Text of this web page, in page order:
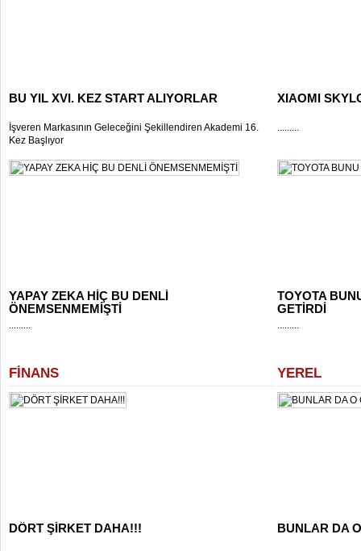
BU YIL XVI. KEZ START ALIYORLAR
İşveren Markasının Geleceğini Şekillendiren Akademi 16.
Kez Başlıyor
YAPAY ZEKA HİÇ BU DENLİ
ÖNEMSENMEMİŞTİ
.........
XIAOMI
.........
TOYOTA
GETİRDİ
.........
FİNANS
DÖRT ŞİRKET DAHA!!!
YEREL
BUNLAR DA